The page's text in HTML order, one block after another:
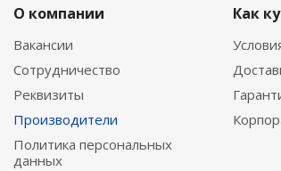
О компании
Вакансии
Сотрудничество
Реквизиты
Производители
Политика персональных
данных
Как